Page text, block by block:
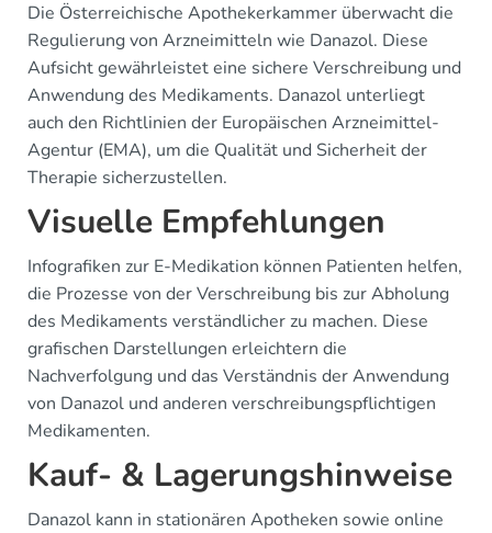
Die Österreichische Apothekerkammer überwacht die
Regulierung von Arzneimitteln wie Danazol. Diese
Aufsicht gewährleistet eine sichere Verschreibung und
Anwendung des Medikaments. Danazol unterliegt
auch den Richtlinien der Europäischen Arzneimittel-
Agentur (EMA), um die Qualität und Sicherheit der
Therapie sicherzustellen.
Visuelle Empfehlungen
Infografiken zur E-Medikation können Patienten helfen,
die Prozesse von der Verschreibung bis zur Abholung
des Medikaments verständlicher zu machen. Diese
grafischen Darstellungen erleichtern die
Nachverfolgung und das Verständnis der Anwendung
von Danazol und anderen verschreibungspflichtigen
Medikamenten.
Kauf- & Lagerungshinweise
Danazol kann in stationären Apotheken sowie online